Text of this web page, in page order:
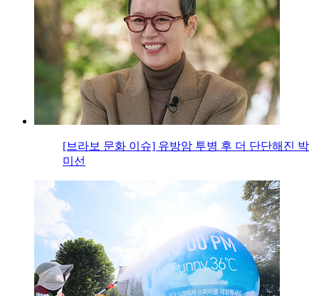
[브라보 문화 이슈] 유방암 투병 후 더 단단해진 박
미선